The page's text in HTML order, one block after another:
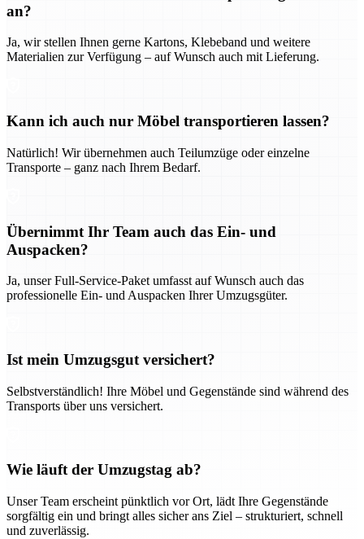
an?
Ja, wir stellen Ihnen gerne Kartons, Klebeband und weitere
Materialien zur Verfügung – auf Wunsch auch mit Lieferung.
Kann ich auch nur Möbel transportieren lassen?
Natürlich! Wir übernehmen auch Teilumzüge oder einzelne
Transporte – ganz nach Ihrem Bedarf.
Übernimmt Ihr Team auch das Ein- und
Auspacken?
Ja, unser Full-Service-Paket umfasst auf Wunsch auch das
professionelle Ein- und Auspacken Ihrer Umzugsgüter.
Ist mein Umzugsgut versichert?
Selbstverständlich! Ihre Möbel und Gegenstände sind während des
Transports über uns versichert.
Wie läuft der Umzugstag ab?
Unser Team erscheint pünktlich vor Ort, lädt Ihre Gegenstände
sorgfältig ein und bringt alles sicher ans Ziel – strukturiert, schnell
und zuverlässig.